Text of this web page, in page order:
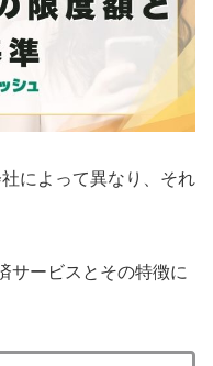
によって異なり、それ
サービスとその特徴に